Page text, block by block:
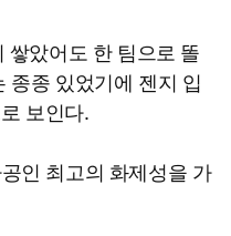
쌓았어도 한 팀으로 똘
종종 있었기에 젠지 입
보인다.
인 최고의 화제성을 가